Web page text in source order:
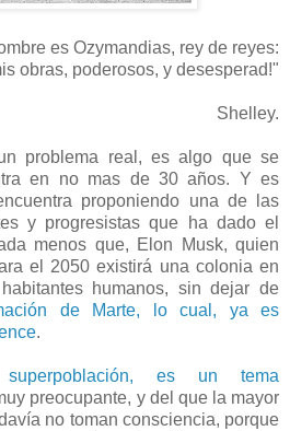
es Ozymandias, rey de reyes:
obras, poderosos, y desesperad!"
Shelley.
problema real, es algo que se
en no mas de 30 años. Y es
proponiendo una de las
y progresistas que ha dado el
menos que, Elon Musk, quien
el 2050 existirá una colonia en
humanos, sin dejar de
de Marte, lo cual, ya es
.
es un tema
preocupante, y del que la mayor
no toman consciencia, porque